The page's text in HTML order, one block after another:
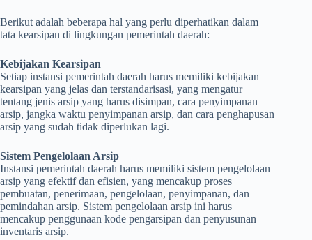
Berikut adalah beberapa hal yang perlu diperhatikan dalam
tata kearsipan di lingkungan pemerintah daerah:
Kebijakan Kearsipan
Setiap instansi pemerintah daerah harus memiliki kebijakan
kearsipan yang jelas dan terstandarisasi, yang mengatur
tentang jenis arsip yang harus disimpan, cara penyimpanan
arsip, jangka waktu penyimpanan arsip, dan cara penghapusan
arsip yang sudah tidak diperlukan lagi.
Sistem Pengelolaan Arsip
Instansi pemerintah daerah harus memiliki sistem pengelolaan
arsip yang efektif dan efisien, yang mencakup proses
pembuatan, penerimaan, pengelolaan, penyimpanan, dan
pemindahan arsip. Sistem pengelolaan arsip ini harus
mencakup penggunaan kode pengarsipan dan penyusunan
inventaris arsip.